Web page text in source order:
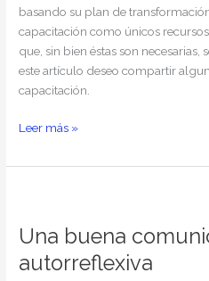
basando su plan de
capacitación como únicos
que, sin bien éstas son necesarias,
este artículo deseo compartir
capacitación.
Leer más »
Una buena
autorreflexiva
comunicación
debe
ser